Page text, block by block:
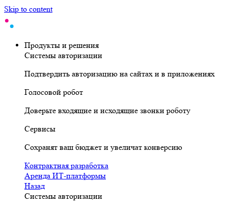
Skip to content
Продукты и решения
Системы авторизации
Подтвердить авторизацию на сайтах и в приложениях
Голосовой робот
Доверьте входящие и исходящие звонки роботу
Сервисы
Сохранят ваш бюджет и увеличат конверсию
Контрактная разработка
Аренда ИТ-платформы
Назад
Системы авторизации